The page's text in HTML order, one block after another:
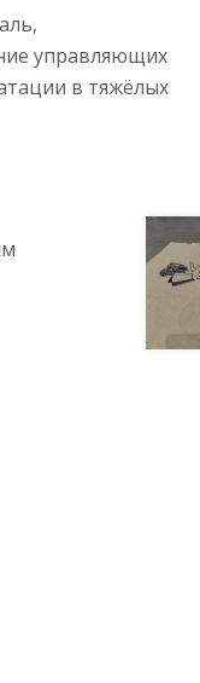
управляющих
в тяжёлых